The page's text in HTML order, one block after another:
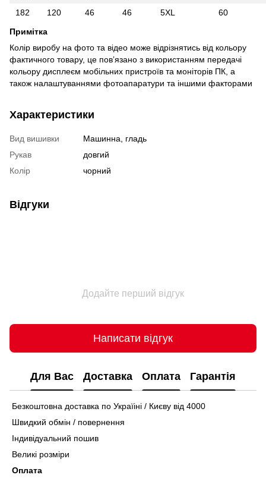
182
120 46 46 5XL
60
Примітка
Колір виробу на фото та відео може відрізнятись від кольору
фактичного товару, це повʼязано з використанням передачі
кольору дисплеєм мобільних пристроїв та моніторів ПК, а
також налаштуваннями фотоапаратури та іншими факторами
Характеристики
Вид вишивки
Машинна, гладь
Рукав
довгий
Колір
чорний
Відгуки
Додайте перший відгук
Написати відгук
Для Вас Доставка Оплата Гарантія
Безкоштовна доставка по Україіні / Києву від 4000
Швидкий обмін / повернення
Індивідуальний пошив
Великі розміри
Оплата